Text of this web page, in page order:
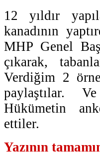
12 yıldır
kanadının
MHP Genel
çıkarak,
Verdiğim 2
paylaştılar.
Hükümetin
ettiler.
Yazının